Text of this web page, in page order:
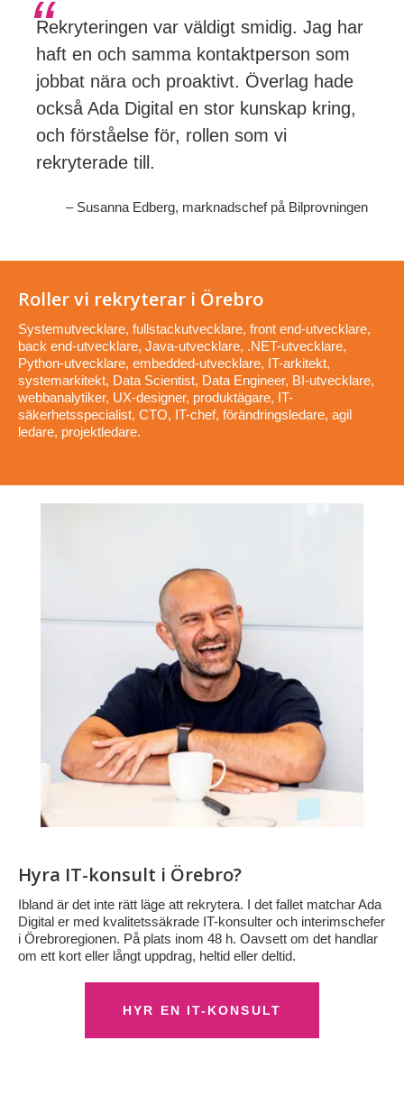
Rekryteringen var väldigt smidig. Jag har
haft en och samma kontaktperson som
jobbat nära och proaktivt. Överlag hade
också Ada Digital en stor kunskap kring,
och förståelse för, rollen som vi
rekryterade till.
– Susanna Edberg, marknadschef på Bilprovningen
Roller vi rekryterar i Örebro
Systemutvecklare, fullstackutvecklare, front end-utvecklare,
back end-utvecklare, Java-utvecklare, .NET-utvecklare,
Python-utvecklare, embedded-utvecklare, IT-arkitekt,
systemarkitekt, Data Scientist, Data Engineer, BI-utvecklare,
webbanalytiker, UX-designer, produktägare, IT-
säkerhetsspecialist, CTO, IT-chef, förändringsledare, agil
ledare, projektledare.
Hyra IT-konsult i Örebro?
Ibland är det inte rätt läge att rekrytera. I det fallet matchar Ada
Digital er med kvalitetssäkrade IT-konsulter och interimschefer
i Örebroregionen. På plats inom 48 h. Oavsett om det handlar
om ett kort eller långt uppdrag, heltid eller deltid.
HYR EN IT-KONSULT